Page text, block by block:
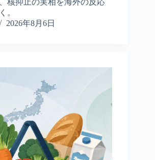
核抑止の実相を海外の反応
。
2026年8月6日